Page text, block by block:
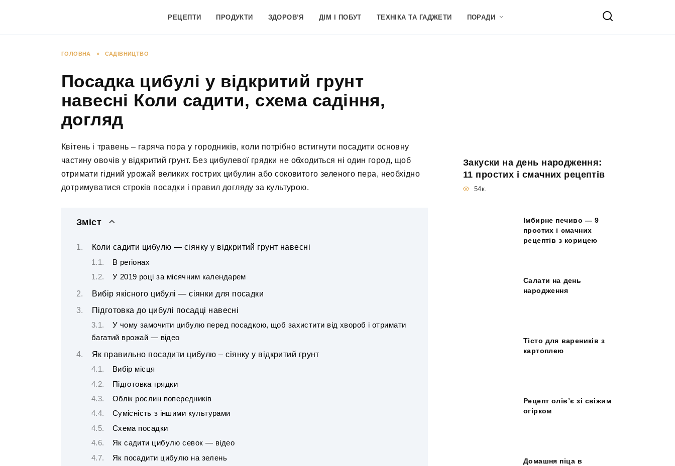
РЕЦЕПТИ ПРОДУКТИ ЗДОРОВ’Я ДІМ І ПОБУТ ТЕХНІКА ТА ГАДЖЕТИ ПОРАДИ
ГОЛОВНА » САДІВНИЦТВО
Посадка цибулі у відкритий грунт
навесні Коли садити, схема садіння,
догляд
Квітень і травень – гаряча пора у городників, коли потрібно встигнути посадити основну
частину овочів у відкритий грунт. Без цибулевої грядки не обходиться ні один город, щоб
отримати гідний урожай великих гострих цибулин або соковитого зеленого пера, необхідно
дотримуватися строків посадки і правил догляду за культурою.
Зміст
Коли садити цибулю — сіянку у відкритий грунт навесні
В регіонах
У 2019 році за місячним календарем
Вибір якісного цибулі — сіянки для посадки
Підготовка до цибулі посадці навесні
У чому замочити цибулю перед посадкою, щоб захистити від хвороб і отримати
багатий врожай — відео
Як правильно посадити цибулю – сіянку у відкритий грунт
Вибір місця
Підготовка грядки
Облік рослин попередників
Сумісність з іншими культурами
Схема посадки
Як садити цибулю севок — відео
Як посадити цибулю на зелень
Закуски на день народження:
11 простих і смачних рецептів
54к.
Імбирне печиво — 9
простих і смачних
рецептів з корицею
Салати на день
народження
Тісто для вареників з
картоплею
Рецепт олів’є зі свіжим
огірком
Домашня піца в